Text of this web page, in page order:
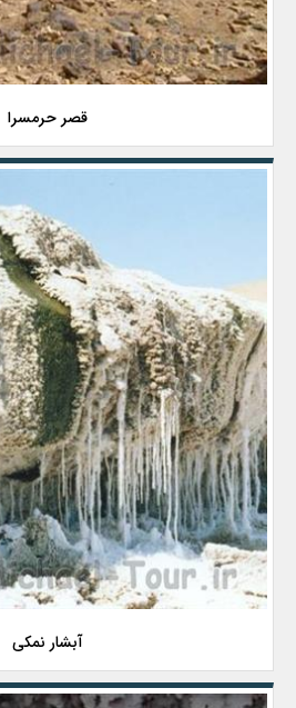
قصر حرمسرا
آبشار نمکی